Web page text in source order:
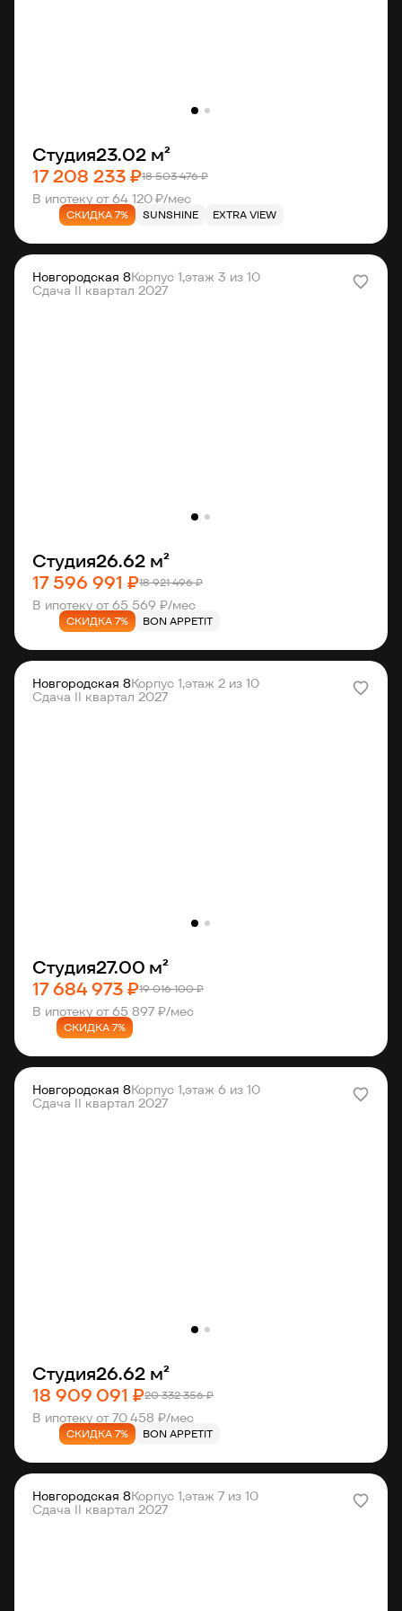
Студия23.02 м²
17 208 233 ₽18 503 476 ₽
В ипотеку от 64 120 ₽/мес
СКИДКА 7% SUNSHINE EXTRA VIEW
Новгородская 8Корпус 1,этаж 3 из 10
Сдача II квартал 2027
Студия26.62 м²
17 596 991 ₽18 921 496 ₽
В ипотеку от 65 569 ₽/мес
СКИДКА 7% BON APPETIT
Новгородская 8Корпус 1,этаж 2 из 10
Сдача II квартал 2027
Студия27.00 м²
17 684 973 ₽19 016 100 ₽
В ипотеку от 65 897 ₽/мес
СКИДКА 7%
Новгородская 8Корпус 1,этаж 6 из 10
Сдача II квартал 2027
Студия26.62 м²
18 909 091 ₽20 332 356 ₽
В ипотеку от 70 458 ₽/мес
СКИДКА 7% BON APPETIT
Новгородская 8Корпус 1,этаж 7 из 10
Сдача II квартал 2027